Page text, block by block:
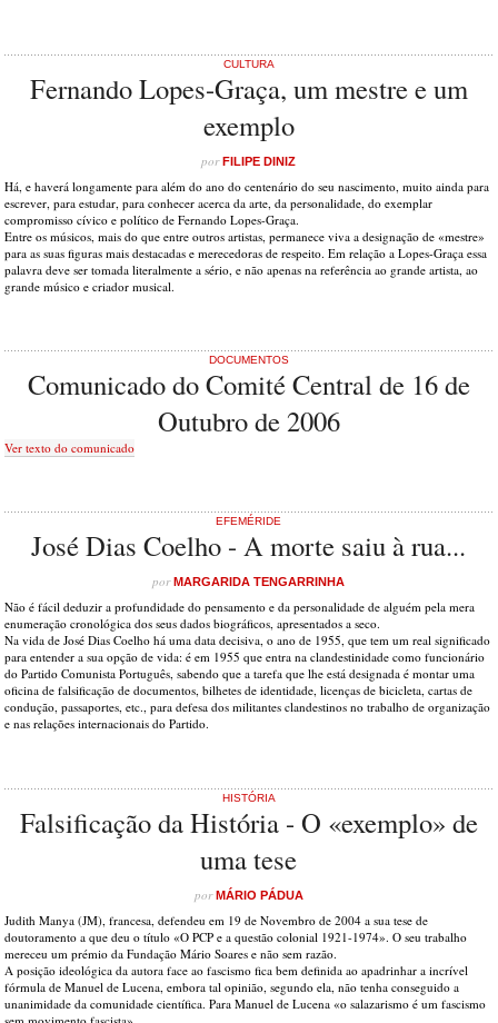
CULTURA
Fernando Lopes-Graça, um mestre e um
exemplo
porFILIPE DINIZ
Há, e haverá longamente para além do ano do centenário do seu nascimento, muito ainda para
escrever, para estudar, para conhecer acerca da arte, da personalidade, do exemplar
compromisso cívico e político de Fernando Lopes-Graça.
Entre os músicos, mais do que entre outros artistas, permanece viva a designação de «mestre»
para as suas figuras mais destacadas e merecedoras de respeito. Em relação a Lopes-Graça essa
palavra deve ser tomada literalmente a sério, e não apenas na referência ao grande artista, ao
grande músico e criador musical.
DOCUMENTOS
Comunicado do Comité Central de 16 de
Outubro de 2006
Ver texto do comunicado
EFEMÉRIDE
José Dias Coelho - A morte saiu à rua...
porMARGARIDA TENGARRINHA
Não é fácil deduzir a profundidade do pensamento e da personalidade de alguém pela mera
enumeração cronológica dos seus dados biográficos, apresentados a seco.
Na vida de José Dias Coelho há uma data decisiva, o ano de 1955, que tem um real significado
para entender a sua opção de vida: é em 1955 que entra na clandestinidade como funcionário
do Partido Comunista Português, sabendo que a tarefa que lhe está designada é montar uma
oficina de falsificação de documentos, bilhetes de identidade, licenças de bicicleta, cartas de
condução, passaportes, etc., para defesa dos militantes clandestinos no trabalho de organização
e nas relações internacionais do Partido.
HISTÓRIA
Falsificação da História - O «exemplo» de
uma tese
porMÁRIO PÁDUA
Judith Manya (JM), francesa, defendeu em 19 de Novembro de 2004 a sua tese de
doutoramento a que deu o título «O PCP e a questão colonial 1921-1974». O seu trabalho
mereceu um prémio da Fundação Mário Soares e não sem razão.
A posição ideológica da autora face ao fascismo fica bem definida ao apadrinhar a incrível
fórmula de Manuel de Lucena, embora tal opinião, segundo ela, não tenha conseguido a
unanimidade da comunidade científica. Para Manuel de Lucena «o salazarismo é um fascismo